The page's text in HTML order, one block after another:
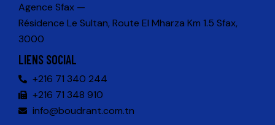
Agence Sfax —
Résidence Le Sultan, Route El Mharza Km 1.5 Sfax,
3000
LIENS SOCIAL
+216 71 340 244
+216 71 348 910
info@boudrant.com.tn